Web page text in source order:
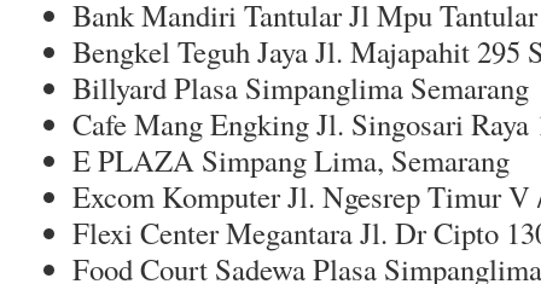
Bank Mandiri Tantular Jl Mpu
Bengkel Teguh Jaya Jl. Majapahit 295
Billyard Plasa Simpanglima Semarang
Cafe Mang Engking Jl. Singosari Raya
E PLAZA Simpang Lima, Semarang
Excom Komputer Jl. Ngesrep Timur V
Flexi Center Megantara Jl. Dr Cipto
Food Court Sadewa Plasa Simpanglima